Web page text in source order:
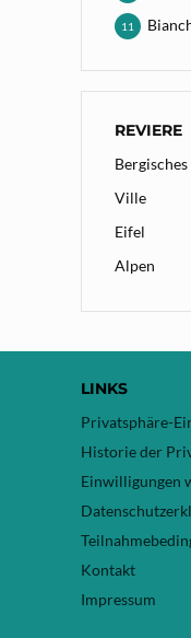
11
REVIERE
Bergisches
Ville
Eifel
Alpen
LINKS
Privatsphäre-
Historie der
Einwilligungen
Kontakt
Impressum